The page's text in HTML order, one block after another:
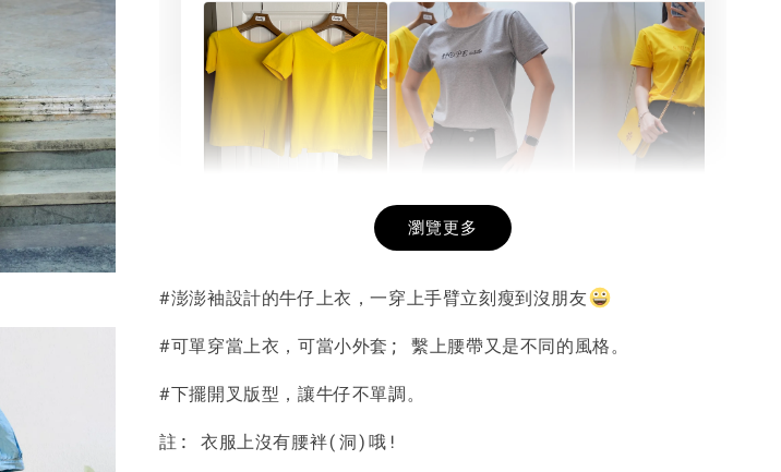
NT$ 190
NT$ 450
- +
希望相隨雙面T
NT$ 190
NT$ 450
- +NT$ 190
NT$ 450
瀏覽更多
#澎澎袖設計的牛仔上衣，一穿上手臂立刻瘦到沒朋友
#可單穿當上衣，可當小外套; 繫上腰帶又是不同的風格。
#下擺開叉版型，讓牛仔不單調。
註: 衣服上沒有腰袢(洞)哦!